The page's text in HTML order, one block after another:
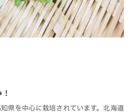
県を中心に栽培されています。北海道